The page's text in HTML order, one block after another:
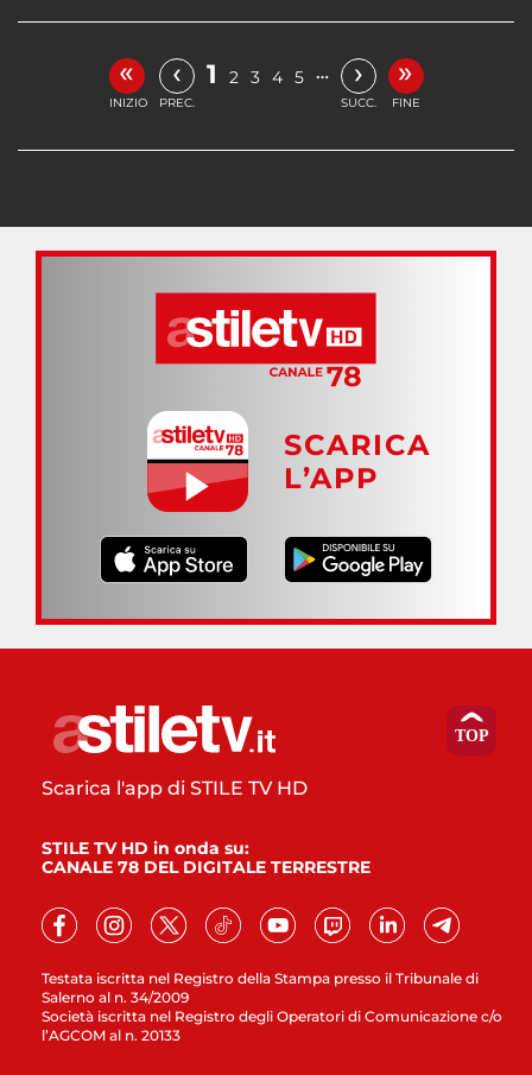
«
INIZIO
‹
PREC.
1 2 3 4 5 … ›
SUCC.
»
FINE
SCARICA
L’APP
Testata iscritta nel Registro della Stampa presso il Tribunale di
Salerno al n. 34/2009
Società iscritta nel Registro degli Operatori di Comunicazione c/o
l’AGCOM al n. 20133
Scarica l'app di STILE TV HD
STILE TV HD in onda su:
CANALE 78 DEL DIGITALE TERRESTRE